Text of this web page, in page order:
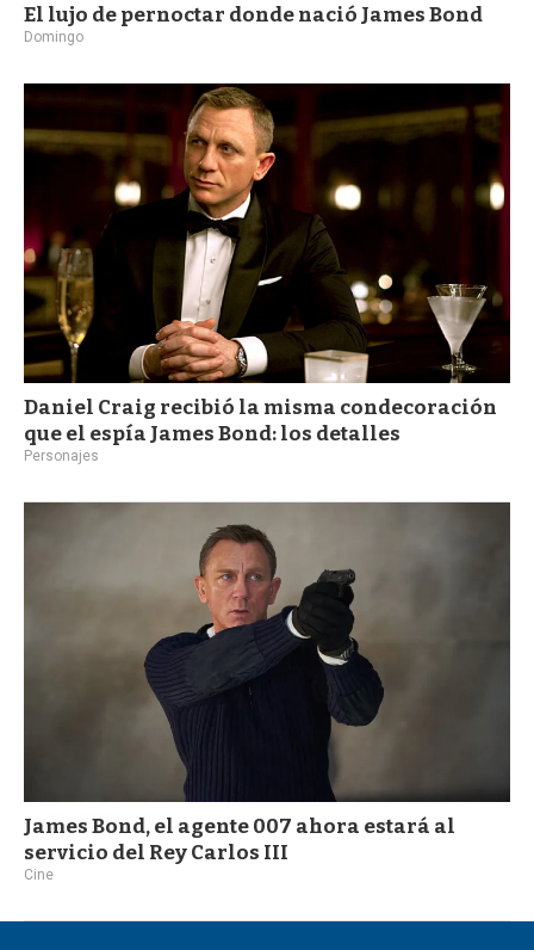
El lujo de pernoctar donde nació James Bond
Domingo
Daniel Craig recibió la misma condecoración
que el espía James Bond: los detalles
Personajes
James Bond, el agente 007 ahora estará al
servicio del Rey Carlos III
Cine